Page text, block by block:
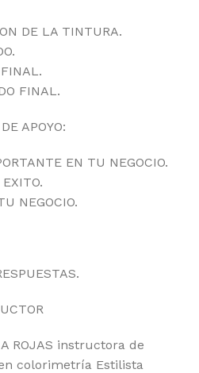
DE LA TINTURA.
FINAL.
APOYO:
EN TU NEGOCIO.
NEGOCIO.
ROJAS instructora de
colorimetría Estilista